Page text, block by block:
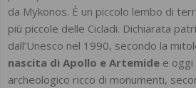
da Mykonos. È un piccolo lembo di
più piccole delle Cicladi. Dichiarata
dall’Unesco nel 1990, secondo la
nascita di Apollo e Artemide e
archeologico ricco di monumenti,